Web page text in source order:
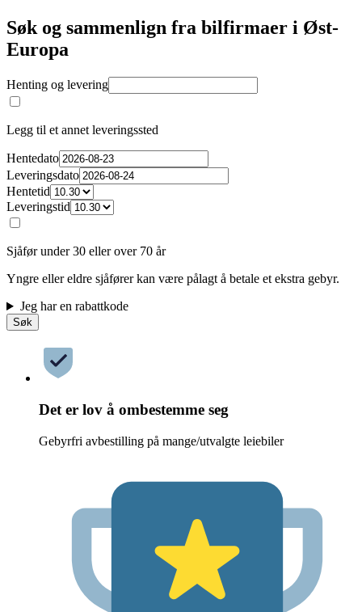
Søk og sammenlign fra bilfirmaer i Øst-
Europa
Henting og levering
Legg til et annet leveringssted
Hentedato
Leveringsdato
Hentetid
Leveringstid
Sjåfør under 30 eller over 70 år
Yngre eller eldre sjåfører kan være pålagt å betale et ekstra gebyr.
Jeg har en rabattkode
Søk
Det er lov å ombestemme seg
Gebyrfri avbestilling på mange/utvalgte leiebiler